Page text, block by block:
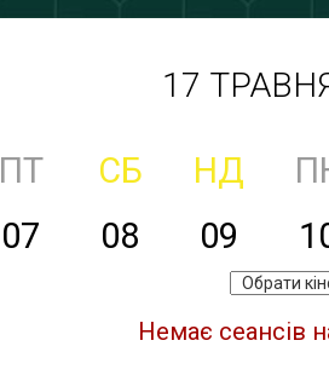
17
ПТ СБ НД
07
08 09
Немає сеансів